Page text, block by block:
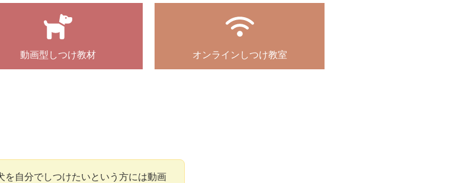
動画型しつけ教材 オンラインしつけ教室
を自分でしつけたいという方には動画